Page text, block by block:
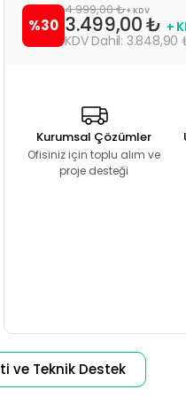
%30
4.999,00 ₺+ KDV
3.499,00 ₺ +
3.848,90
Kurumsal Çözümler
Ofisiniz için toplu alım ve
proje desteği
ve Teknik Destek